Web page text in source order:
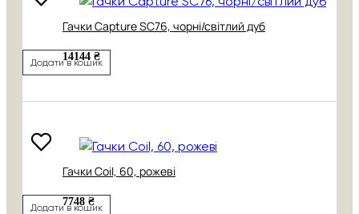
Гачки Capture SC76, чорні/світлий дуб
14144 ₴
Додати в кошик
Гачки Coil, 60, рожеві
7748 ₴
Додати в кошик